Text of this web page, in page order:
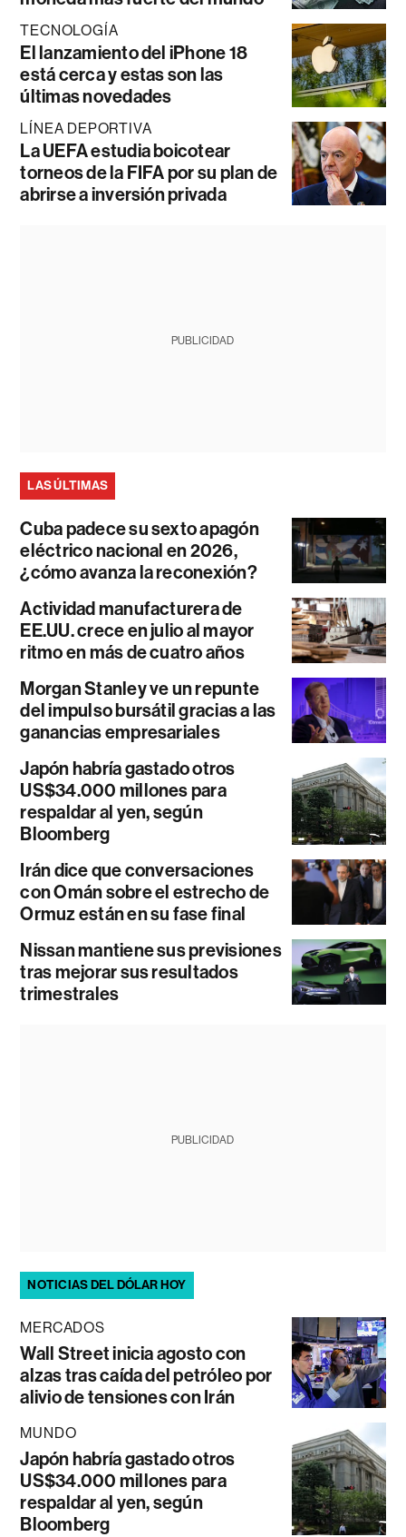
TECNOLOGÍA
El lanzamiento del iPhone 18
está cerca y estas son las
últimas novedades
LÍNEA DEPORTIVA
La UEFA estudia boicotear
torneos de la FIFA por su plan de
abrirse a inversión privada
PUBLICIDAD
LAS ÚLTIMAS
Cuba padece su sexto apagón
eléctrico nacional en 2026,
¿cómo avanza la reconexión?
Actividad manufacturera de
EE.UU. crece en julio al mayor
ritmo en más de cuatro años
Morgan Stanley ve un repunte
del impulso bursátil gracias a las
ganancias empresariales
Japón habría gastado otros
US$34.000 millones para
respaldar al yen, según
Bloomberg
Irán dice que conversaciones
con Omán sobre el estrecho de
Ormuz están en su fase final
Nissan mantiene sus previsiones
tras mejorar sus resultados
trimestrales
PUBLICIDAD
NOTICIAS DEL DÓLAR HOY
MERCADOS
Wall Street inicia agosto con
alzas tras caída del petróleo por
alivio de tensiones con Irán
MUNDO
Japón habría gastado otros
US$34.000 millones para
respaldar al yen, según
Bloomberg